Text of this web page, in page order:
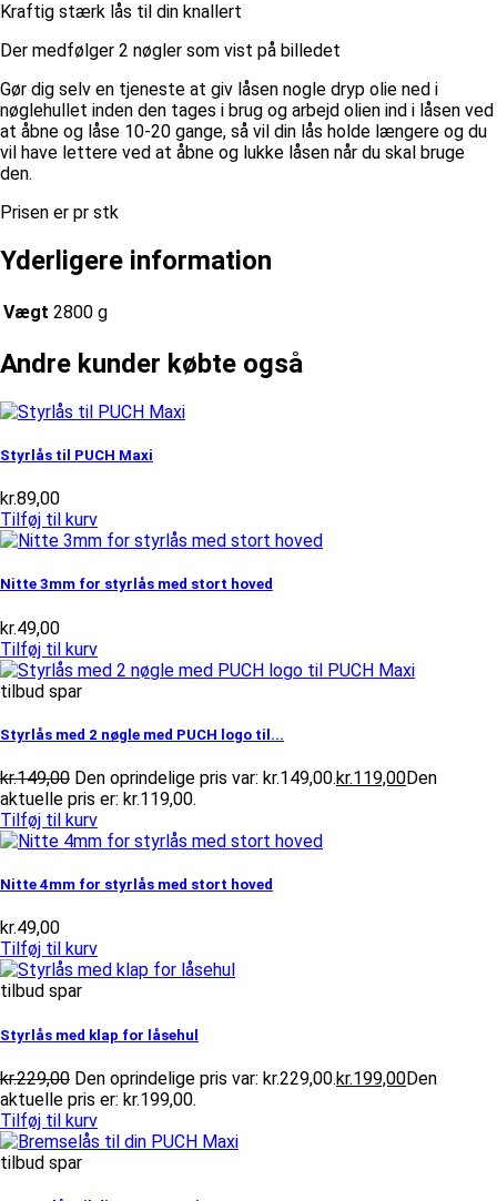
Kraftig stærk lås til din knallert
Der medfølger 2 nøgler som vist på billedet
Gør dig selv en tjeneste at giv låsen nogle dryp olie ned i
nøglehullet inden den tages i brug og arbejd olien ind i låsen ved
at åbne og låse 10-20 gange, så vil din lås holde længere og du
vil have lettere ved at åbne og lukke låsen når du skal bruge
den.
Prisen er pr stk
Yderligere information
Vægt 2800 g
Andre kunder købte også
Styrlås til PUCH Maxi
kr.89,00
Tilføj til kurv
Nitte 3mm for styrlås med stort hoved
kr.49,00
Tilføj til kurv
tilbud spar
Styrlås med 2 nøgle med PUCH logo til...
kr.149,00 Den oprindelige pris var: kr.149,00.kr.119,00Den
aktuelle pris er: kr.119,00.
Tilføj til kurv
Nitte 4mm for styrlås med stort hoved
kr.49,00
Tilføj til kurv
tilbud spar
Styrlås med klap for låsehul
kr.229,00 Den oprindelige pris var: kr.229,00.kr.199,00Den
aktuelle pris er: kr.199,00.
Tilføj til kurv
tilbud spar